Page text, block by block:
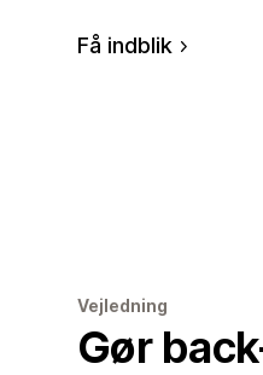
Få indblik
Vejledning
Gør